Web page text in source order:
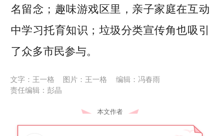
名留念；趣味游戏区里，亲子家庭在互动
中学习托育知识；垃圾分类宣传角也吸引
了众多市民参与。
文字：王一格 图片：王一格
编辑：冯春雨
责任编辑：彭晶
本文作者